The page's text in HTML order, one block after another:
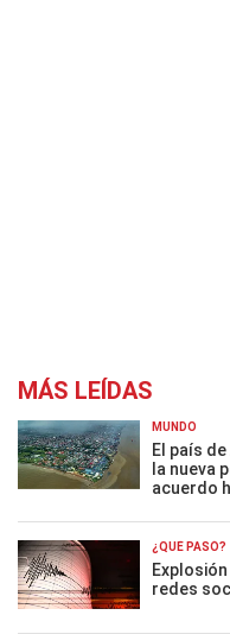
MÁS LEÍDAS
MUNDO
El país
la nueva
acuerdo
¿QUÉ PASÓ?
redes